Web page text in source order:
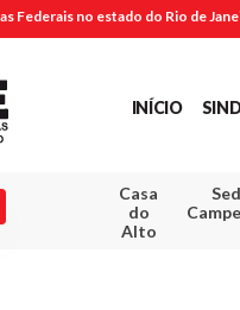
Federais no estado do Rio de
INÍCIO
Casa
do
Alto